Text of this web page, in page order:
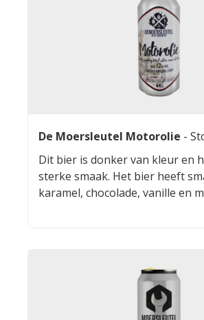
De Moersleutel Motorolie -
Dit bier is donker van kleur en
sterke smaak. Het bier heeft
karamel, chocolade, vanille en